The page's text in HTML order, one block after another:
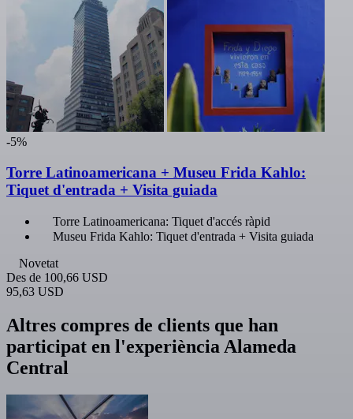
-5%
Torre Latinoamericana + Museu Frida Kahlo:
Tiquet d'entrada + Visita guiada
Torre Latinoamericana: Tiquet d'accés ràpid
Museu Frida Kahlo: Tiquet d'entrada + Visita guiada
Novetat
Des de 100,66 USD
95,63 USD
Altres compres de clients que han
participat en l'experiència Alameda
Central